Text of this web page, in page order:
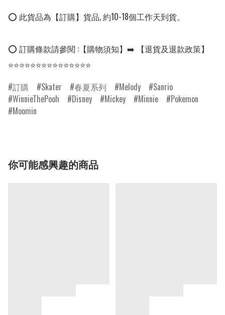
⭕ 此貨品為【訂購】貨品, 約10-18個工作天到貨。
⭕ 訂購條款請參閱 :【購物須知】➡️ 【退貨及退款政策】
⭐⭐⭐⭐⭐⭐⭐⭐⭐⭐⭐⭐⭐⭐⭐
訂購
Skater 春夏系列 Melody
Sanrio
WinnieThePooh
Disney Mickey Minnie
Pokemon
Moomin
你可能感興趣的商品